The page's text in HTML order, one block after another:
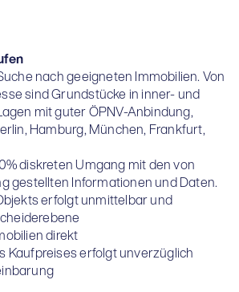
nach geeigneten Immobilien. Von
sind Grundstücke in inner- und
mit guter ÖPNV-Anbindung,
Hamburg, München, Frankfurt,
diskreten Umgang mit den von
gestellten Informationen und Daten.
erfolgt unmittelbar und
direkt
Kaufpreises erfolgt unverzüglich